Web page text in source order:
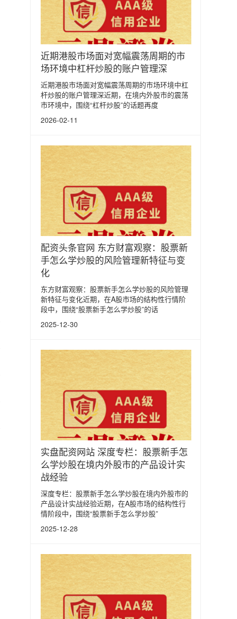
近期港股市场面对宽幅震荡周期的市
场环境中杠杆炒股的账户管理深
近期港股市场面对宽幅震荡周期的市场环境中杠
杆炒股的账户管理深近期，在境内外股市的震荡
市环境中，围绕“杠杆炒股”的话题再度
2026-02-11
配资头条官网 东方财富观察：股票新
手怎么学炒股的风险管理新特征与变
化
东方财富观察：股票新手怎么学炒股的风险管理
新特征与变化近期，在A股市场的结构性行情阶
段中，围绕“股票新手怎么学炒股”的话
2025-12-30
实盘配资网站 深度专栏：股票新手怎
么学炒股在境内外股市的产品设计实
战经验
深度专栏：股票新手怎么学炒股在境内外股市的
产品设计实战经验近期，在A股市场的结构性行
情阶段中，围绕“股票新手怎么学炒股”
2025-12-28